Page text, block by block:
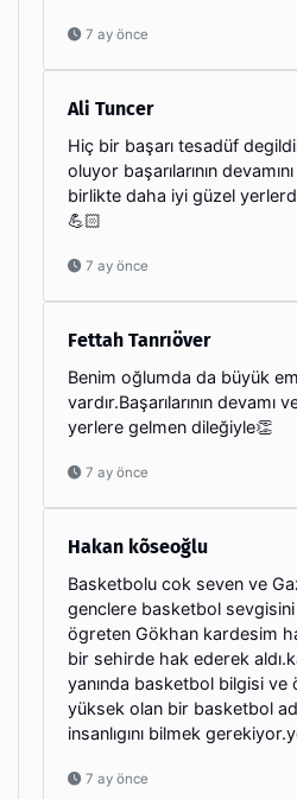
7 ay önce
Ali Tuncer
Hiç bir başarı tesadüf
oluyor başarılarının
birlikte daha iyi güzel
💪🏻
7 ay önce
Fettah Tanrıöver
Benim oğlumda da büyük
vardır.Başarılarının devamı
yerlere gelmen dileğiyle👏
7 ay önce
Hakan kõseoğlu
Basketbolu cok seven ve
genclere basketbol
ögreten Gökhan kardesim
bir sehirde hak ederek
yanında basketbol bilgisi ve
yüksek olan bir basketbol
insanlıgını bilmek
7 ay önce